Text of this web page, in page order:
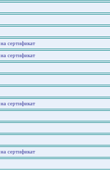
сертификат
сертификат
сертификат
сертификат